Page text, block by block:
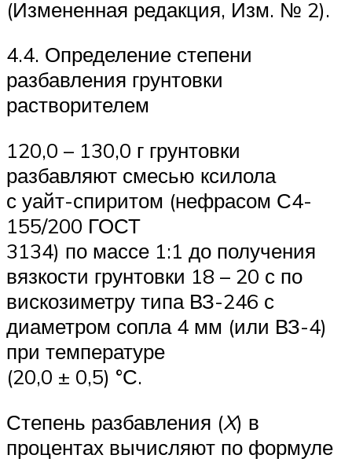
(Измененная редакция, Изм. № 2).
4.4. Определение степени
разбавления грунтовки
растворителем
120,0 – 130,0 г грунтовки
разбавляют смесью ксилола
с уайт-спиритом (нефрасом С4-
155/200 ГОСТ
3134) по массе 1:1 до получения
вязкости грунтовки 18 – 20 с по
вискозиметру типа ВЗ-246 с
диаметром сопла 4 мм (или ВЗ-4)
при температуре
(20,0 ± 0,5) °С.
Степень разбавления (X) в
процентах вычисляют по формуле